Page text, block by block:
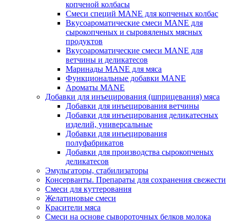
копченой колбасы
Смеси специй MANE для копченых колбас
Вкусоароматические смеси MANE для
сырокопченых и сыровяленых мясных
продуктов
Вкусоароматические смеси MANE для
ветчины и деликатесов
Маринады MANE для мяса
Функциональные добавки MANE
Ароматы MANE
Добавки для инъецирования (шприцевания) мяса
Добавки для инъецирования ветчины
Добавки для инъецирования деликатесных
изделий, универсальные
Добавки для инъецирования
полуфабрикатов
Добавки для производства сырокопченых
деликатесов
Эмульгаторы, стабилизаторы
Консерванты. Препараты для сохранения свежести
Смеси для куттерования
Желатиновые смеси
Красители мяса
Смеси на основе сывороточных белков молока